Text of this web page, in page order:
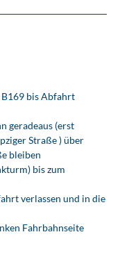
bis Abfahrt
geradeaus (erst
Straße ) über
bleiben
bis zum
verlassen und in die
Fahrbahnseite